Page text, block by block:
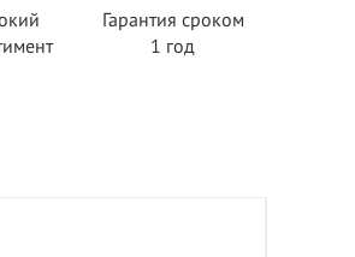
Гарантия сроком
1 год